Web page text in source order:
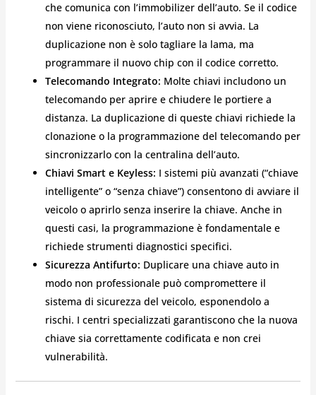
che comunica con l’immobilizer dell’auto. Se il codice
non viene riconosciuto, l’auto non si avvia. La
duplicazione non è solo tagliare la lama, ma
programmare il nuovo chip con il codice corretto.
Telecomando Integrato: Molte chiavi includono un
telecomando per aprire e chiudere le portiere a
distanza. La duplicazione di queste chiavi richiede la
clonazione o la programmazione del telecomando per
sincronizzarlo con la centralina dell’auto.
Chiavi Smart e Keyless: I sistemi più avanzati (“chiave
intelligente” o “senza chiave”) consentono di avviare il
veicolo o aprirlo senza inserire la chiave. Anche in
questi casi, la programmazione è fondamentale e
richiede strumenti diagnostici specifici.
Sicurezza Antifurto: Duplicare una chiave auto in
modo non professionale può compromettere il
sistema di sicurezza del veicolo, esponendolo a
rischi. I centri specializzati garantiscono che la nuova
chiave sia correttamente codificata e non crei
vulnerabilità.